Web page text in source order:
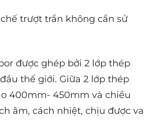
trượt trần không cần sử
được ghép bởi 2 lớp thép
thế giới. Giữa 2 lớp thép
400mm- 450mm và chiều
âm, cách nhiệt, chịu được va